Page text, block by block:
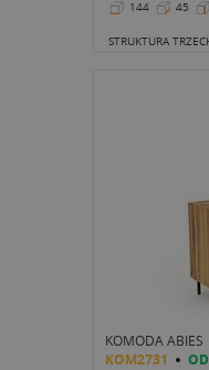
144 45
KOMODA ABIES
KOM2731 OD